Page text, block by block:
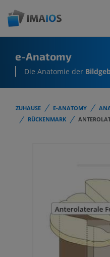
e-Anatomy
Die Anatomie der
ZUHAUSE E-ANATOMY
RÜCKENMARK